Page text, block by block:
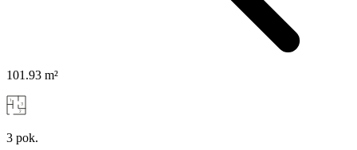
101.93 m²
3 pok.